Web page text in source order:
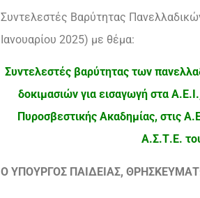
Συντελεστές Βαρύτητας
Ιανουαρίου 2025) με θέμα:
Συντελεστές βαρύτητας των
δοκιμασιών για εισαγωγή στα
Πυροσβεστικής Ακαδημίας, στις
Α.Σ.Τ.Ε.
Ο ΥΠΟΥΡΓΟΣ ΠΑΙΔΕΙΑΣ,